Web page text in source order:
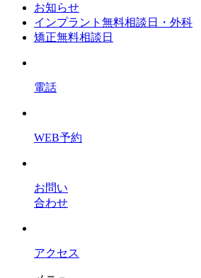
お知らせ
インプラント無料相談日・外科
矯正無料相談日
電話
WEB予約
お問い
合わせ
アクセス